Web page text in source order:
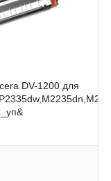
DV-1200 для